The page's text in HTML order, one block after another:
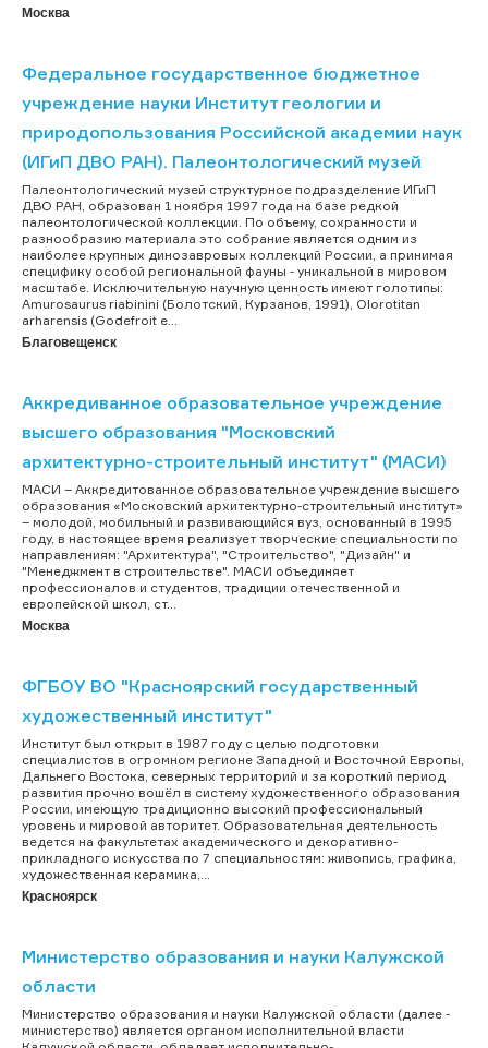
Москва
Федеральное государственное бюджетное
учреждение науки Институт геологии и
природопользования Российской академии наук
(ИГиП ДВО РАН). Палеонтологический музей
Палеонтологический музей структурное подразделение ИГиП
ДВО РАН, образован 1 ноября 1997 года на базе редкой
палеонтологической коллекции. По объему, сохранности и
разнообразию материала это собрание является одним из
наиболее крупных динозавровых коллекций России, а принимая
специфику особой региональной фауны - уникальной в мировом
масштабе. Исключительную научную ценность имеют голотипы:
Amurosaurus riabinini (Болотский, Курзанов, 1991), Olorotitan
arharensis (Godefroit e...
Благовещенск
Аккредиванное образовательное учреждение
высшего образования "Московский
архитектурно-строительный институт" (МАСИ)
МАСИ – Аккредитованное образовательное учреждение высшего
образования «Московский архитектурно-строительный институт»
– молодой, мобильный и развивающийся вуз, основанный в 1995
году, в настоящее время реализует творческие специальности по
направлениям: "Архитектура", "Строительство", "Дизайн" и
"Менеджмент в строительстве". МАСИ объединяет
профессионалов и студентов, традиции отечественной и
европейской школ, ст...
Москва
ФГБОУ ВО "Красноярский государственный
художественный институт"
Институт был открыт в 1987 году с целью подготовки
специалистов в огромном регионе Западной и Восточной Европы,
Дальнего Востока, северных территорий и за короткий период
развития прочно вошёл в систему художественного образования
России, имеющую традиционно высокий профессиональный
уровень и мировой авторитет. Образовательная деятельность
ведется на факультетах академического и декоративно-
прикладного искусства по 7 специальностям: живопись, графика,
художественная керамика,...
Красноярск
Министерство образования и науки Калужской
области
Министерство образования и науки Калужской области (далее -
министерство) является органом исполнительной власти